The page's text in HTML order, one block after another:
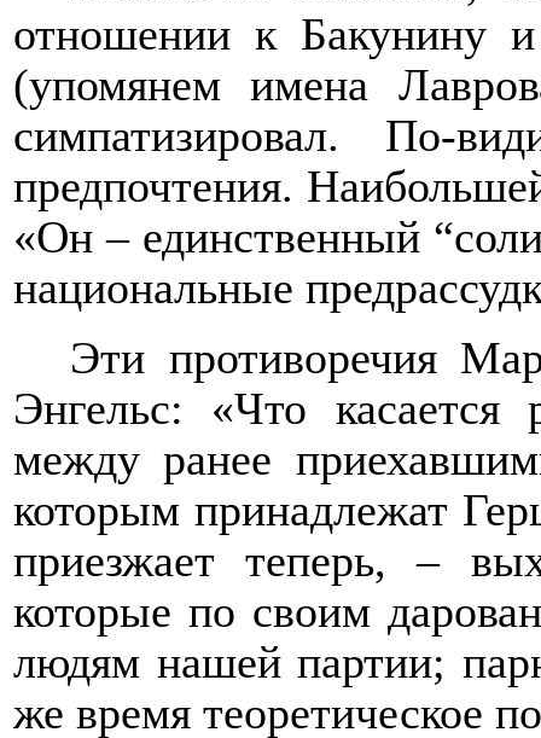
отношении к Бакунину
(упомянем имена
симпатизировал. По-
предпочтения.
«Он – единственный
национальные
Эти противоречия
Энгельс: «Что касается
между ранее
которым принадлежат
приезжает теперь, –
которые по своим
людям нашей партии;
же время теоретическое